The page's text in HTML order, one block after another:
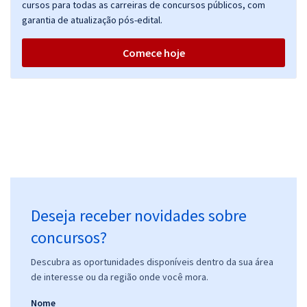
Comprar
SEDF - Secretaria de Educação do Distrito Federal (Efetivo) -
SEDF - Secretaria de Educação do Distrito Federal (Efetivo) -
Professor de Educação Básica - Gestor em Políticas Públicas e
Gestão Educacional - Administração
R$ 399,92à vista
cursos para todas as carreiras de concursos públicos, com
garantia de atualização pós-edital.
Comece hoje
Deseja receber novidades sobre
concursos?
Descubra as oportunidades disponíveis dentro da sua área
de interesse ou da região onde você mora.
Nome